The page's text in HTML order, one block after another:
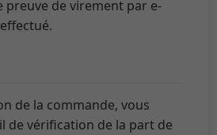
preuve de virement par e-
de la commande, vous
de vérification de la part de